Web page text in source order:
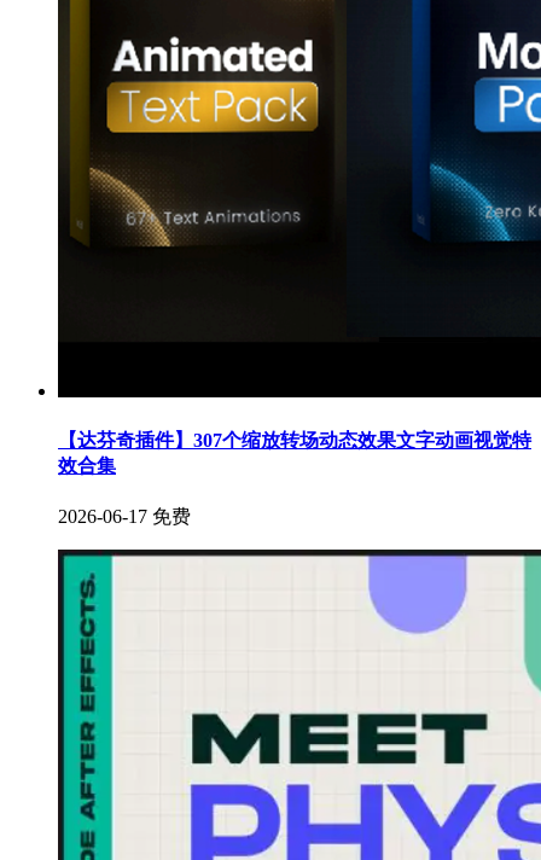
【达芬奇插件】307个缩放转场动态效果文字动画视觉特
效合集
2026-06-17 免费